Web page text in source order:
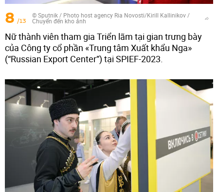
8 /13
© Sputnik / Photo host agency Ria Novosti/Kirill Kallinikov/
Chuyển đến kho ảnh
Nữ thành viên tham gia Triển lãm tại gian trưng bày
của Công ty cổ phần «Trung tâm Xuất khẩu Nga»
(“Russian Export Center”) tại SPIEF-2023.